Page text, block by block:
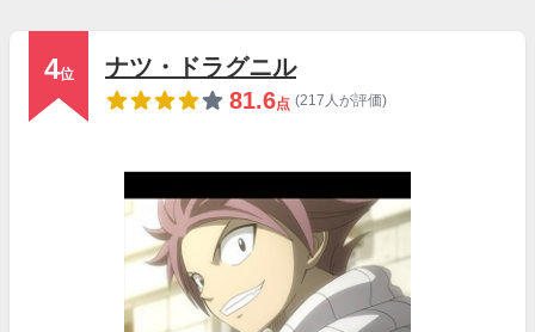
4位
ナツ・ドラグニル
81.6点 (217人が評価)